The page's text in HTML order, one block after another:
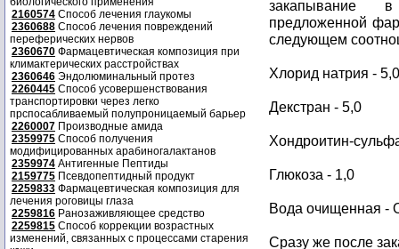
2160574 Способ лечения глаукомы
2360688 Способ лечения повреждений
переферических нервов
2360670 Фармацевтическая композиция при
климактерических расстройствах
2360646 Эндолюминальный протез
2260445 Способ усовершенствования
транспортировки через легко
прспосабливаемый полупроницаемый барьер
2260007 Производные амида
2359975 Способ получения
модифицированных арабиногалактанов
2359974 Антигенные Пептиды
2159775 Псевдопептидный продукт
2259833 Фармацевтическая композиция для
лечения роговицы глаза
2259816 Ранозаживляющее средство
2259815 Способ коррекции возрастных
изменений, связанных с процессами старения
закапывание
предложенной
следующем
Хлорид натрия - 5,0
Декстран - 5,0
Хондроитин-
Глюкоза - 1,0
Вода очищенная -
Сразу же после